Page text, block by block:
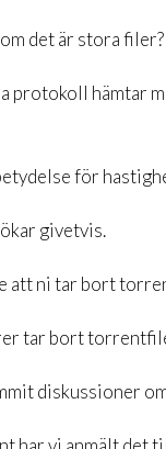
det är stora filer?
protokoll hämtar
för
givetvis.
att ni tar bort
tar bort
diskussioner